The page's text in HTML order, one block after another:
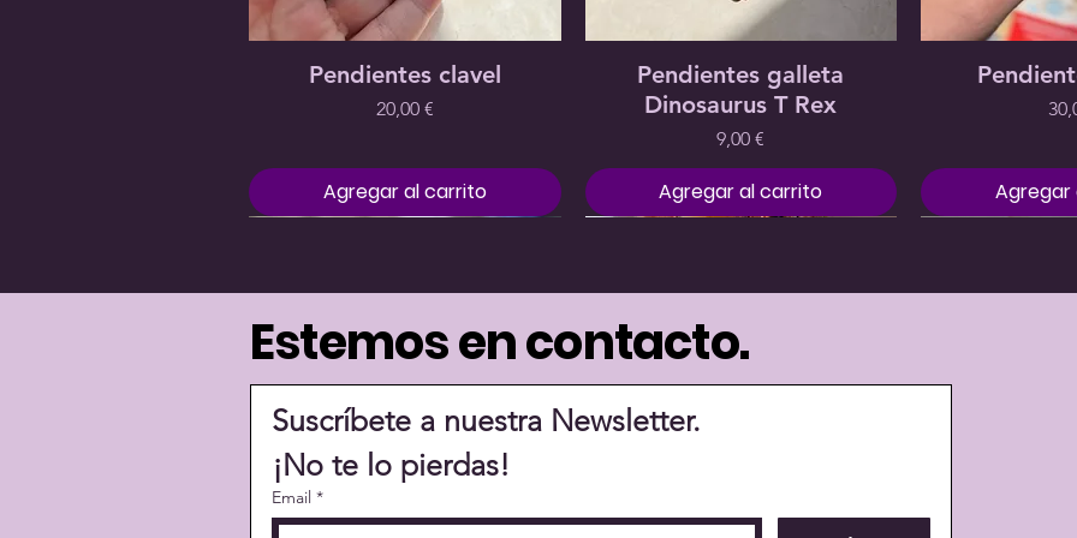
School
Precio
20,00 €
Precio
12,00 €
Kaisen
Precio
19,00 €
Precio
20,00 €
Precio
19,00 € Precio
20,00 €
Vista rápida
Pendientes clavel
Precio
20,00 €
Agregar al carrito
Vista rápida
Pendientes galleta
Dinosaurus T Rex
Precio
9,00 €
Agregar al carrito
Vista
Estemos en contacto.
Suscríbete a nuestra Newsletter.
¡No te lo pierdas!
Email *